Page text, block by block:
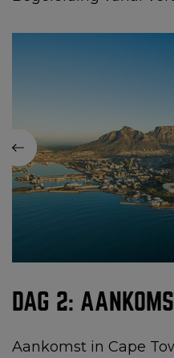
DAG 2:
Aankomst in Cape